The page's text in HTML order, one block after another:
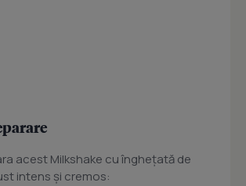
acest Milkshake cu înghețată de
intens și cremos: